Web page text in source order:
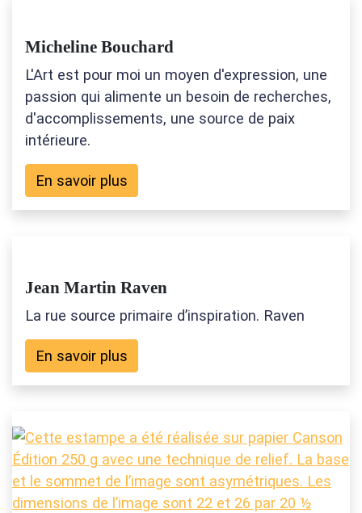
Micheline Bouchard
L'Art est pour moi un moyen d'expression, une
passion qui alimente un besoin de recherches,
d'accomplissements, une source de paix
intérieure.
En savoir plus
Jean Martin Raven
La rue source primaire d’inspiration. Raven
En savoir plus